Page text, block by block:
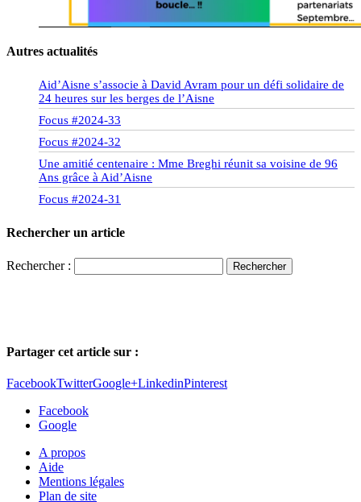
Autres actualités
Aid’Aisne s’associe à David Avram pour un défi solidaire de
24 heures sur les berges de l’Aisne
Focus #2024-33
Focus #2024-32
Une amitié centenaire : Mme Breghi réunit sa voisine de 96
Ans grâce à Aid’Aisne
Focus #2024-31
Rechercher un article
Rechercher :
Partager cet article sur :
FacebookTwitterGoogle+LinkedinPinterest
Facebook
Google
A propos
Aide
Mentions légales
Plan de site